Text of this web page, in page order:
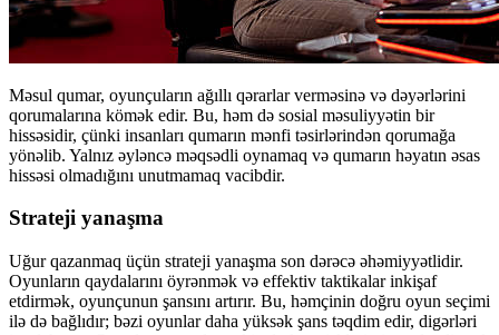
Məsul qumar, oyunçuların ağıllı qərarlar verməsinə və dəyərlərini
qorumalarına kömək edir. Bu, həm də sosial məsuliyyətin bir
hissəsidir, çünki insanları qumarın mənfi təsirlərindən qorumağa
yönəlib. Yalnız əyləncə məqsədli oynamaq və qumarın həyatın əsas
hissəsi olmadığını unutmamaq vacibdir.
Strateji yanaşma
Uğur qazanmaq üçün strateji yanaşma son dərəcə əhəmiyyətlidir.
Oyunların qaydalarını öyrənmək və effektiv taktikalar inkişaf
etdirmək, oyunçunun şansını artırır. Bu, həmçinin doğru oyun seçimi
ilə də bağlıdır; bəzi oyunlar daha yüksək şans təqdim edir, digərləri